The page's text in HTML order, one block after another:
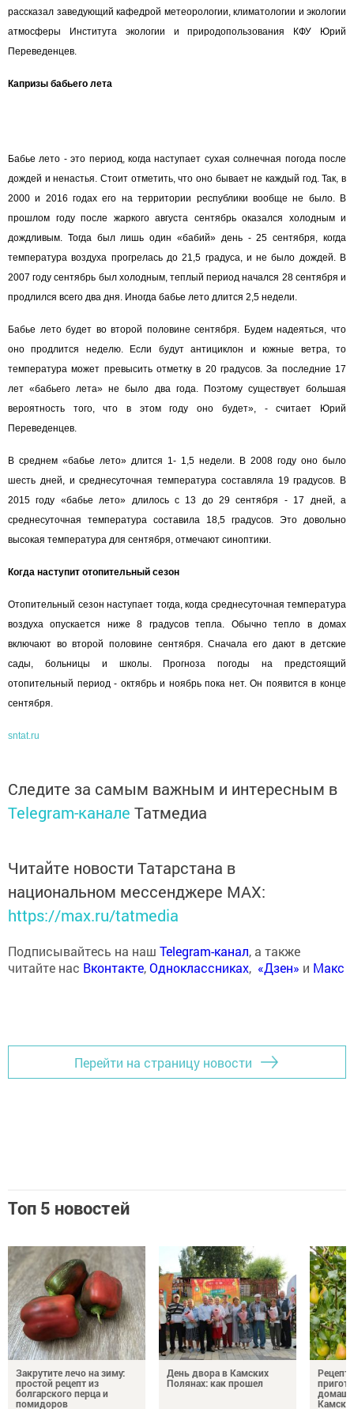
рассказал заведующий кафедрой метеорологии, климатологии и экологии
атмосферы Института экологии и природопользования КФУ Юрий
Переведенцев.
Капризы бабьего лета
Бабье лето - это период, когда наступает сухая солнечная погода после
дождей и ненастья. Стоит отметить, что оно бывает не каждый год. Так, в
2000 и 2016 годах его на территории республики вообще не было. В
прошлом году после жаркого августа сентябрь оказался холодным и
дождливым. Тогда был лишь один «бабий» день - 25 сентября, когда
температура воздуха прогрелась до 21,5 градуса, и не было дождей. В
2007 году сентябрь был холодным, теплый период начался 28 сентября и
продлился всего два дня. Иногда бабье лето длится 2,5 недели.
Бабье лето будет во второй половине сентября. Будем надеяться, что
оно продлится неделю. Если будут антициклон и южные ветра, то
температура может превысить отметку в 20 градусов. За последние 17
лет «бабьего лета» не было два года. Поэтому существует большая
вероятность того, что в этом году оно будет», - считает Юрий
Переведенцев.
В среднем «бабье лето» длится 1- 1,5 недели. В 2008 году оно было
шесть дней, и среднесуточная температура составляла 19 градусов. В
2015 году «бабье лето» длилось с 13 до 29 сентября - 17 дней, а
среднесуточная температура составила 18,5 градусов. Это довольно
высокая температура для сентября, отмечают синоптики.
Когда наступит отопительный сезон
Отопительный сезон наступает тогда, когда среднесуточная температура
воздуха опускается ниже 8 градусов тепла. Обычно тепло в домах
включают во второй половине сентября. Сначала его дают в детские
сады, больницы и школы. Прогноза погоды на предстоящий
отопительный период - октябрь и ноябрь пока нет. Он появится в конце
сентября.
sntat.ru
Следите за самым важным и интересным в
Telegram-канале Татмедиа
Читайте новости Татарстана в
национальном мессенджере MАХ:
https://max.ru/tatmedia
Подписывайтесь на наш Telegram-канал, а также
читайте нас Вконтакте,Одноклассниках, «Дзен» и Макс
Перейти на страницу новости
Топ 5 новостей
Закрутите лечо на зиму:
простой рецепт из
болгарского перца и
помидоров
День двора в Камских
Полянах: как прошел